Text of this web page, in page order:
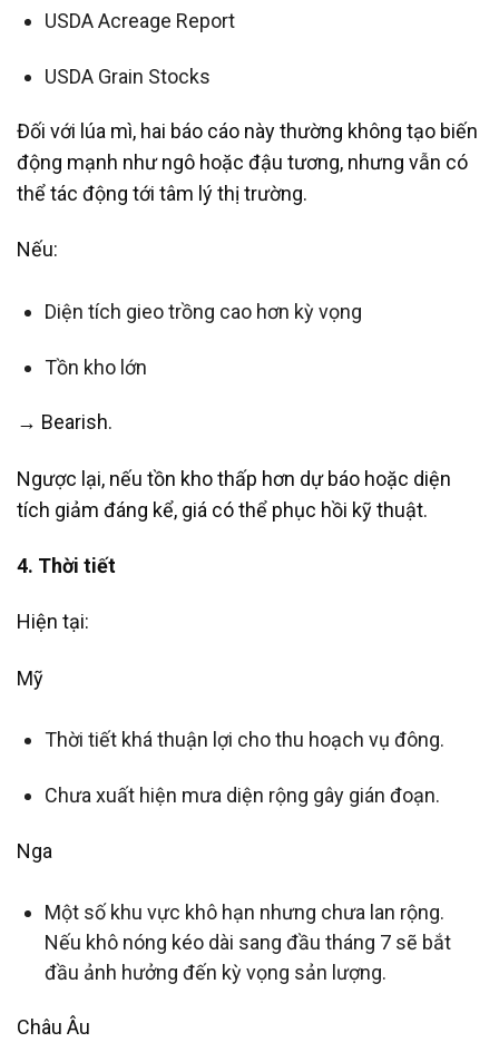
USDA Acreage Report
USDA Grain Stocks
Đối với lúa mì, hai báo cáo này thường không tạo biến
động mạnh như ngô hoặc đậu tương, nhưng vẫn có
thể tác động tới tâm lý thị trường.
Nếu:
Diện tích gieo trồng cao hơn kỳ vọng
Tồn kho lớn
→ Bearish.
Ngược lại, nếu tồn kho thấp hơn dự báo hoặc diện
tích giảm đáng kể, giá có thể phục hồi kỹ thuật.
4. Thời tiết
Hiện tại:
Mỹ
Thời tiết khá thuận lợi cho thu hoạch vụ đông.
Chưa xuất hiện mưa diện rộng gây gián đoạn.
Nga
Một số khu vực khô hạn nhưng chưa lan rộng.
Nếu khô nóng kéo dài sang đầu tháng 7 sẽ bắt
đầu ảnh hưởng đến kỳ vọng sản lượng.
Châu Âu